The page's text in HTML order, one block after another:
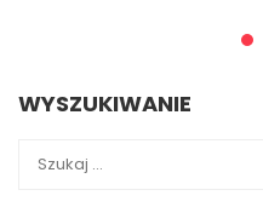
WYSZUKIWANIE